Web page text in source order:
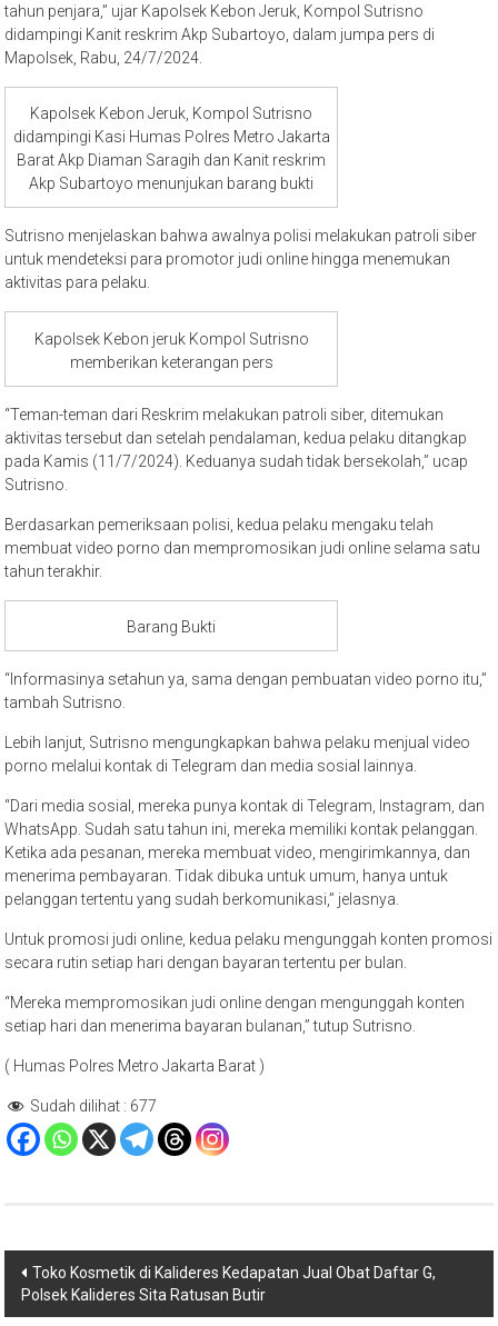
tahun penjara,” ujar Kapolsek Kebon Jeruk, Kompol Sutrisno
didampingi Kanit reskrim Akp Subartoyo, dalam jumpa pers di
Mapolsek, Rabu, 24/7/2024.
Kapolsek Kebon Jeruk, Kompol Sutrisno
didampingi Kasi Humas Polres Metro Jakarta
Barat Akp Diaman Saragih dan Kanit reskrim
Akp Subartoyo menunjukan barang bukti
Sutrisno menjelaskan bahwa awalnya polisi melakukan patroli siber
untuk mendeteksi para promotor judi online hingga menemukan
aktivitas para pelaku.
Kapolsek Kebon jeruk Kompol Sutrisno
memberikan keterangan pers
“Teman-teman dari Reskrim melakukan patroli siber, ditemukan
aktivitas tersebut dan setelah pendalaman, kedua pelaku ditangkap
pada Kamis (11/7/2024). Keduanya sudah tidak bersekolah,” ucap
Sutrisno.
Berdasarkan pemeriksaan polisi, kedua pelaku mengaku telah
membuat video porno dan mempromosikan judi online selama satu
tahun terakhir.
Barang Bukti
“Informasinya setahun ya, sama dengan pembuatan video porno itu,”
tambah Sutrisno.
Lebih lanjut, Sutrisno mengungkapkan bahwa pelaku menjual video
porno melalui kontak di Telegram dan media sosial lainnya.
“Dari media sosial, mereka punya kontak di Telegram, Instagram, dan
WhatsApp. Sudah satu tahun ini, mereka memiliki kontak pelanggan.
Ketika ada pesanan, mereka membuat video, mengirimkannya, dan
menerima pembayaran. Tidak dibuka untuk umum, hanya untuk
pelanggan tertentu yang sudah berkomunikasi,” jelasnya.
Untuk promosi judi online, kedua pelaku mengunggah konten promosi
secara rutin setiap hari dengan bayaran tertentu per bulan.
“Mereka mempromosikan judi online dengan mengunggah konten
setiap hari dan menerima bayaran bulanan,” tutup Sutrisno.
( Humas Polres Metro Jakarta Barat )
Sudah dilihat : 677
Navigasi
pos
Toko Kosmetik di Kalideres Kedapatan Jual Obat Daftar G,
Polsek Kalideres Sita Ratusan Butir